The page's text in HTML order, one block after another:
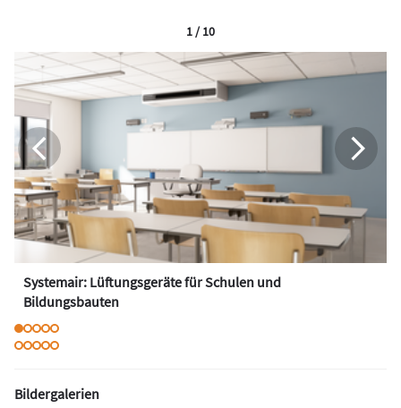
Systemair: Lüftungsgeräte für Schulen und
Bildungsbauten
1 / 10
Bildergalerien